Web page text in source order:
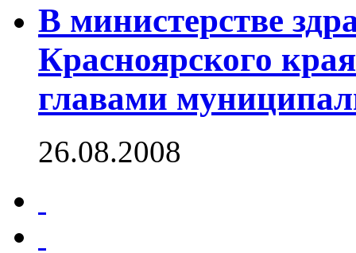
В министерстве
Красноярского
главами
26.08.2008